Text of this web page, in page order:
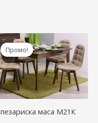
ден.
Промо!
Промо!
маса М21К
Original
price
was:
23.900,00 ден.
is: